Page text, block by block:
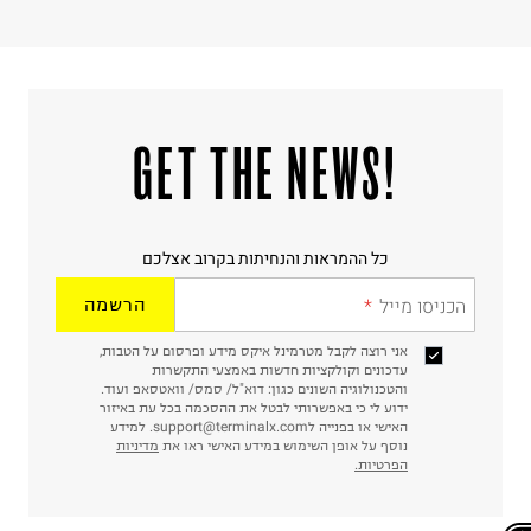
!GET THE NEWS
כל ההמראות והנחיתות בקרוב אצלכם
הכניסו מייל הרשמה
אני רוצה לקבל מטרמינל איקס מידע ופרסום על הטבות,
עדכונים וקולקציות חדשות באמצעי התקשרות
והטכנולוגיה השונים כגון: דוא"ל/ סמס/ וואטסאפ ועוד.
ידוע לי כי באפשרותי לבטל את ההסכמה בכל עת באיזור
האישי או בפנייה לsupport@terminalx.com. למידע
נוסף על אופן השימוש במידע האישי ראו את מדיניות
הפרטיות.